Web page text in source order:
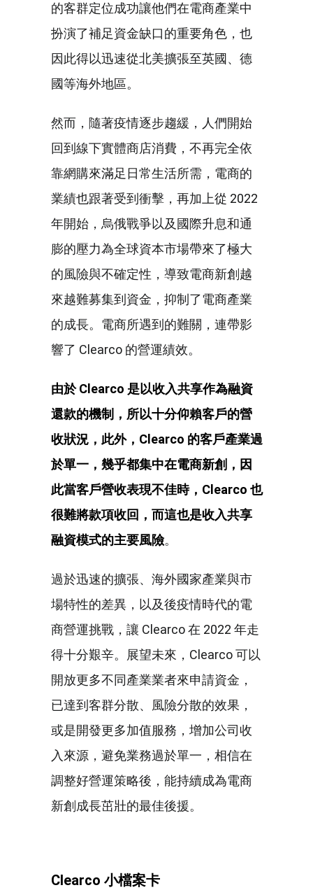
的客群定位成功讓他們在電商產業中
扮演了補足資金缺口的重要角色，也
因此得以迅速從北美擴張至英國、德
國等海外地區。
然而，隨著疫情逐步趨緩，人們開始
回到線下實體商店消費，不再完全依
靠網購來滿足日常生活所需，電商的
業績也跟著受到衝擊，再加上從 2022
年開始，烏俄戰爭以及國際升息和通
膨的壓力為全球資本市場帶來了極大
的風險與不確定性，導致電商新創越
來越難募集到資金，抑制了電商產業
的成長。電商所遇到的難關，連帶影
響了 Clearco 的營運績效。
由於Clearco 是以收入共享作為融資
還款的機制，所以十分仰賴客戶的營
收狀況，此外， Clearco 的客戶產業過
於單一，幾乎都集中在電商新創，因
此當客戶營收表現不佳時， Clearco 也
很難將款項收回，而這也是收入共享
融資模式的主要風險。
過於迅速的擴張、海外國家產業與市
場特性的差異，以及後疫情時代的電
商營運挑戰，讓 Clearco 在 2022 年走
得十分艱辛。展望未來，Clearco 可以
開放更多不同產業業者來申請資金，
已達到客群分散、風險分散的效果，
或是開發更多加值服務，增加公司收
入來源，避免業務過於單一，相信在
調整好營運策略後，能持續成為電商
新創成長茁壯的最佳後援。
Clearco 小檔案卡